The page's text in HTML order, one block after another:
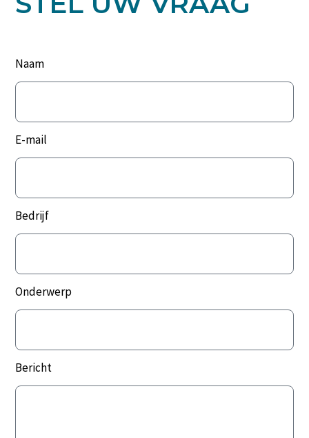
Naam
E-mail
Bedrijf
Onderwerp
Bericht